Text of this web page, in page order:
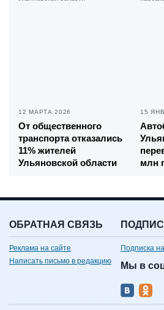
12 МАРТА 2026
От общественного
транспорта отказались
11% жителей
Ульяновской области
15
млн
ОБРАТНАЯ СВЯЗЬ
Реклама на сайте
Написать письмо в редакцию
Подписка
Мы в